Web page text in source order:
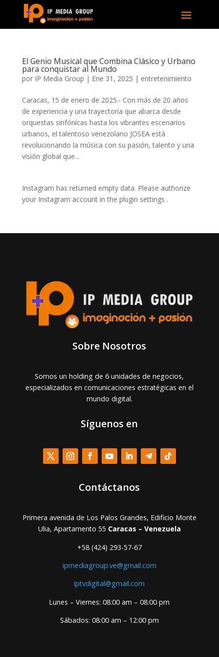
El Genio Musical que Combina Clásico y Urbano
para conquistar al Mundo
por IP Media Group | Ene 31, 2025 | entretenimiento
Caracas, 15 de enero de 2025.- Con más de 20 años
de experiencia y una trayectoria que abarca desde
orquestas sinfónicas hasta los vibrantes escenarios
urbanos, el talentoso venezolano JOSEA está
revolucionando la música con su pasión, talento y una
visión global que...
Instagram has returned empty data. Please authorize
your Instagram account in the plugin settings .
Sobre Nosotros
Somos un holding de 6 unidades de negocios,
especializados en comunicaciones estratégicas en el
mundo digital.
Síguenos en
Contáctanos
Primera avenida de Los Palos Grandes, Edificio Monte
Ulia, Apartamento 55 Caracas – Venezuela
+58 (424) 293-57-67
ipmediagroup.ve@gmail.com
iptvdigital@gmail.com
Lunes – Viernes: 08:00 am – 08:00 pm
Sábados: 08:00 am – 12:00 pm